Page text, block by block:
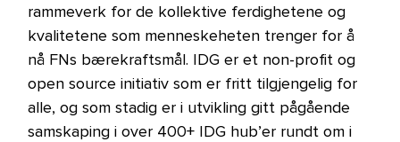
rammeverk for de kollektive ferdighetene og
kvalitetene som menneskeheten trenger for å
nå FNs bærekraftsmål. IDG er et non-profit og
open source initiativ som er fritt tilgjengelig for
alle, og som stadig er i utvikling gitt pågående
samskaping i over 400+ IDG hub’er rundt om i